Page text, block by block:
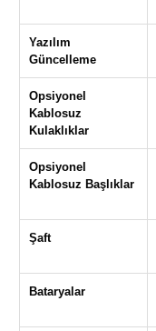
Yazılım
Güncelleme
Opsiyonel
Kablosuz
Kulaklıklar
Opsiyonel
Kablosuz Başlıklar
Şaft
Bataryalar